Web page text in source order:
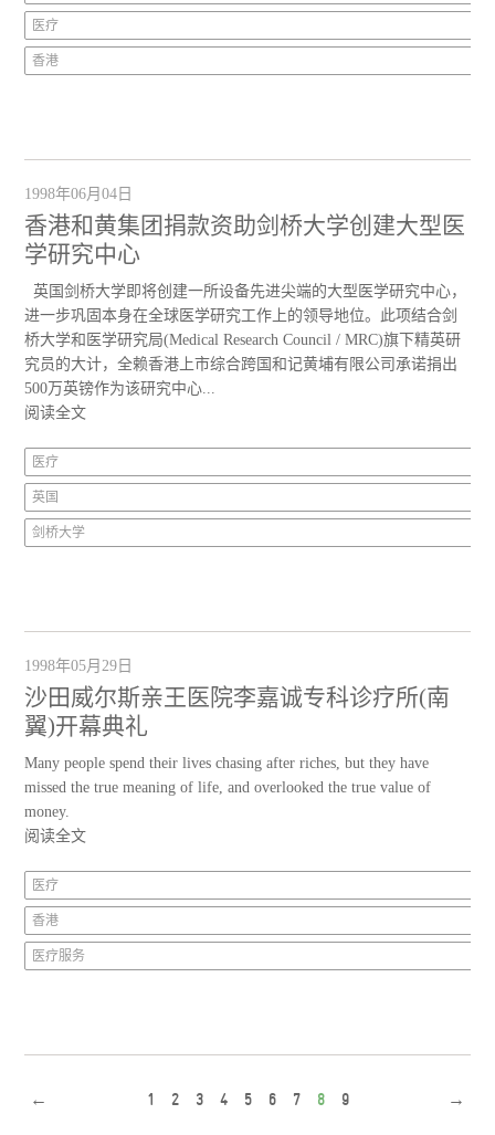
医疗
香港
1998年06月04日
香港和黄集团捐款资助剑桥大学创建大型医
学研究中心
英国剑桥大学即将创建一所设备先进尖端的大型医学研究中心，
进一步巩固本身在全球医学研究工作上的领导地位。此项结合剑
桥大学和医学研究局(Medical Research Council / MRC)旗下精英研
究员的大计，全赖香港上市综合跨国和记黄埔有限公司承诺捐出
500万英镑作为该研究中心...
阅读全文
医疗
英国
剑桥大学
1998年05月29日
沙田威尔斯亲王医院李嘉诚专科诊疗所(南
翼)开幕典礼
Many people spend their lives chasing after riches, but they have
missed the true meaning of life, and overlooked the true value of
money.
阅读全文
医疗
香港
医疗服务
← 1 2 3 4 5 6 7 8 9 →